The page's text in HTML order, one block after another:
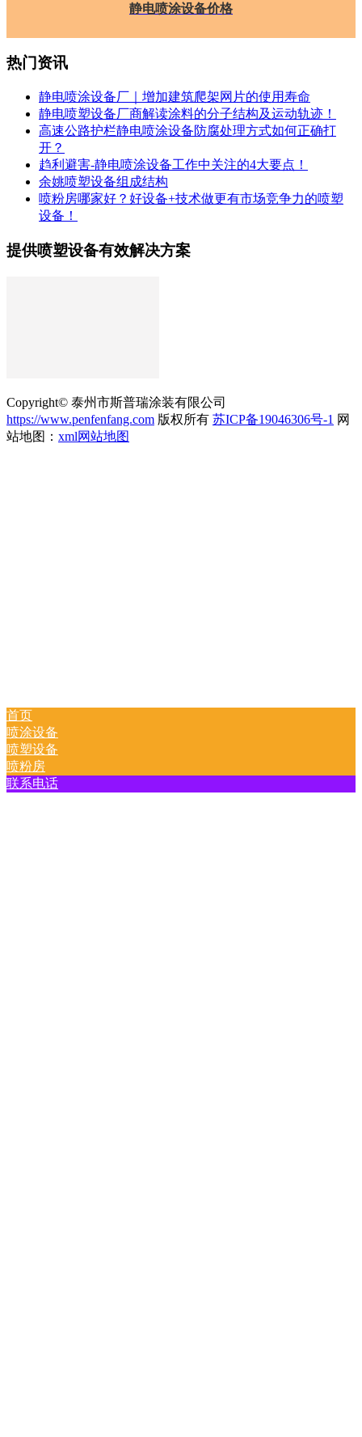
静电喷涂设备价格
热门资讯
静电喷涂设备厂｜增加建筑爬架网片的使用寿命
静电喷塑设备厂商解读涂料的分子结构及运动轨迹！
高速公路护栏静电喷涂设备防腐处理方式如何正确打
开？
趋利避害-静电喷涂设备工作中关注的4大要点！
余姚喷塑设备组成结构
喷粉房哪家好？好设备+技术做更有市场竞争力的喷塑
设备！
提供喷塑设备有效解决方案
Copyright© 泰州市斯普瑞涂装有限公司
https://www.penfenfang.com 版权所有 苏ICP备19046306号-1 网
站地图： xml网站地图
首页
喷涂设备
喷塑设备
喷粉房
联系电话